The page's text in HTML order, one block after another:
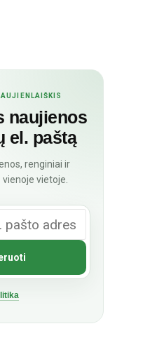
naujienos
el. paštą
renginiai ir
vietoje.